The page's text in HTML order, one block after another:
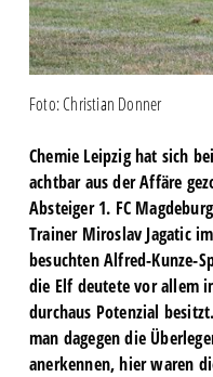
Foto: Christian Donner
Chemie Leipzig hat sich
achtbar aus der Affäre
Absteiger 1. FC
Trainer Miroslav Jagatic
besuchten Alfred-Kunze-
die Elf deutete vor allem
durchaus Potenzial
man dagegen die
anerkennen, hier waren